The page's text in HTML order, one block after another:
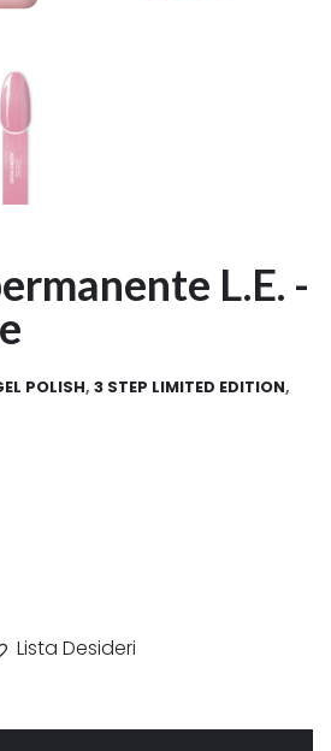
L.E. -
POLISH, 3 STEP LIMITED EDITION,
Lista Desideri